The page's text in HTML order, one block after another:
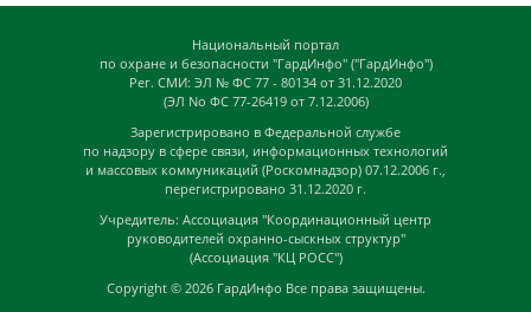
Национальный портал
по охране и безопасности "ГардИнфо" ("ГардИнфо")
Рег. СМИ: ЭЛ № ФС 77 - 80134 от 31.12.2020
(ЭЛ No ФС 77-26419 от 7.12.2006)
Зарегистрировано в Федеральной службе
по надзору в сфере связи, информационных технологий
и массовых коммуникаций (Роскомнадзор) 07.12.2006 г.,
перегистрировано 31.12.2020 г.
Учредитель: Ассоциация "Координационный центр
руководителей охранно-сыскных структур"
(Ассоциация "КЦ РОСС")
Copyright © 2026 ГардИнфо Все права защищены.